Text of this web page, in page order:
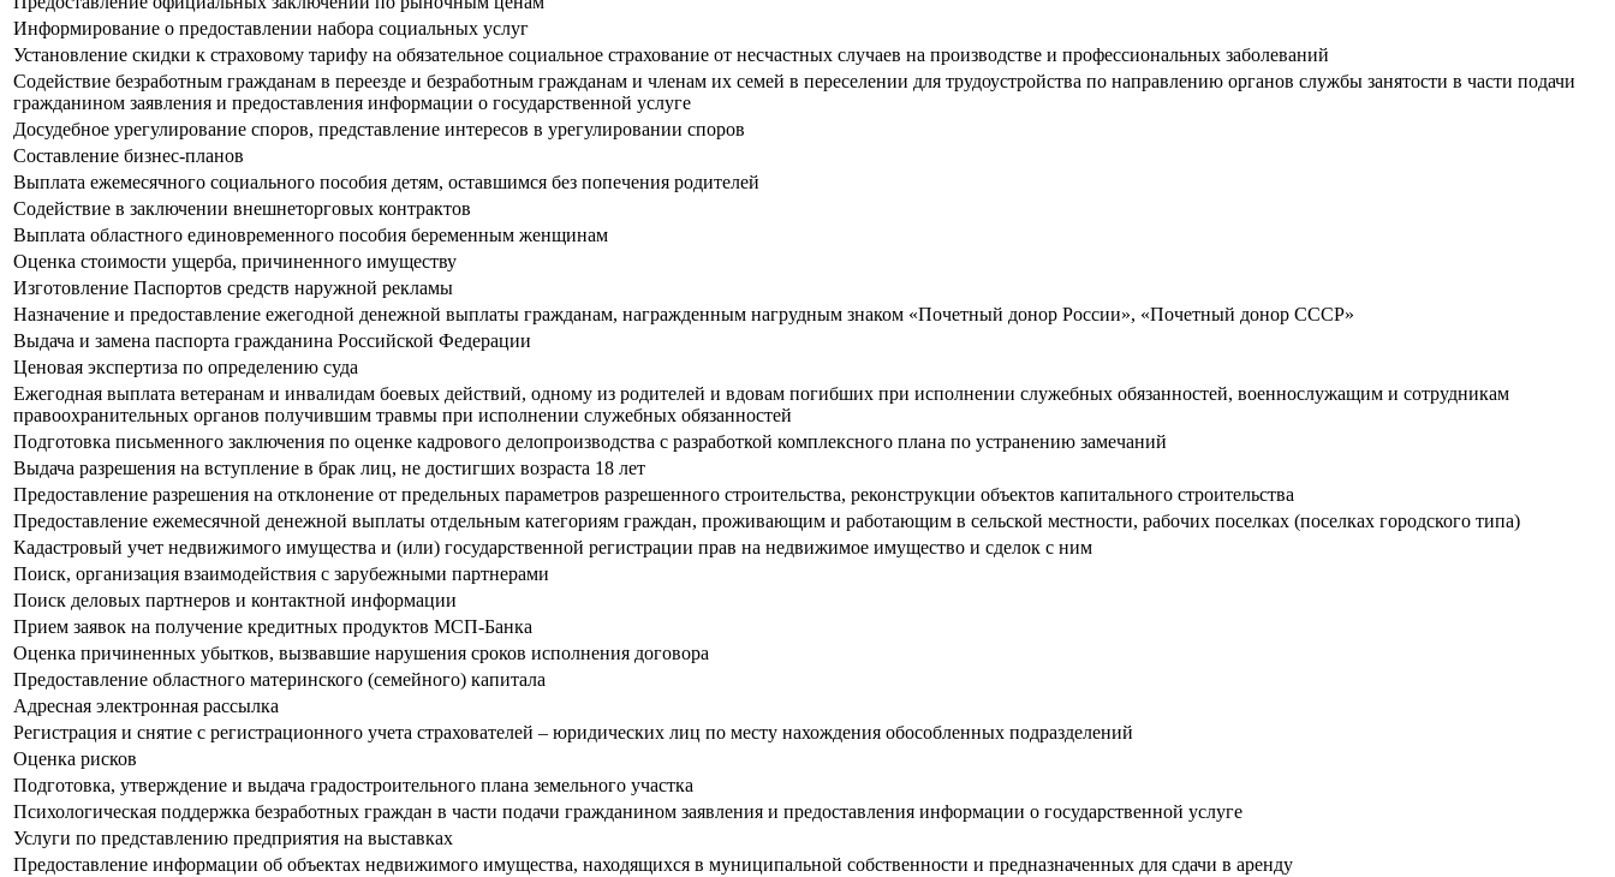
Информирование о предоставлении набора социальных услуг
Установление скидки к страховому тарифу на обязательное социальное страхование от несчастных случаев на производстве и профессиональных заболеваний
Содействие безработным гражданам в переезде и безработным гражданам и членам их семей в переселении для трудоустройства по направлению органов службы занятости в части подачи
гражданином заявления и предоставления информации о государственной услуге
Досудебное урегулирование споров, представление интересов в урегулировании споров
Составление бизнес-планов
Выплата ежемесячного социального пособия детям, оставшимся без попечения родителей
Содействие в заключении внешнеторговых контрактов
Выплата областного единовременного пособия беременным женщинам
Оценка стоимости ущерба, причиненного имуществу
Изготовление Паспортов средств наружной рекламы
Назначение и предоставление ежегодной денежной выплаты гражданам, награжденным нагрудным знаком «Почетный донор России», «Почетный донор СССР»
Выдача и замена паспорта гражданина Российской Федерации
Ценовая экспертиза по определению суда
Ежегодная выплата ветеранам и инвалидам боевых действий, одному из родителей и вдовам погибших при исполнении служебных обязанностей, военнослужащим и сотрудникам
правоохранительных органов получившим травмы при исполнении служебных обязанностей
Подготовка письменного заключения по оценке кадрового делопроизводства с разработкой комплексного плана по устранению замечаний
Выдача разрешения на вступление в брак лиц, не достигших возраста 18 лет
Предоставление разрешения на отклонение от предельных параметров разрешенного строительства, реконструкции объектов капитального строительства
Предоставление ежемесячной денежной выплаты отдельным категориям граждан, проживающим и работающим в сельской местности, рабочих поселках (поселках городского типа)
Кадастровый учет недвижимого имущества и (или) государственной регистрации прав на недвижимое имущество и сделок с ним
Поиск, организация взаимодействия с зарубежными партнерами
Поиск деловых партнеров и контактной информации
Прием заявок на получение кредитных продуктов МСП-Банка
Оценка причиненных убытков, вызвавшие нарушения сроков исполнения договора
Предоставление областного материнского (семейного) капитала
Адресная электронная рассылка
Регистрация и снятие с регистрационного учета страхователей – юридических лиц по месту нахождения обособленных подразделений
Оценка рисков
Подготовка, утверждение и выдача градостроительного плана земельного участка
Психологическая поддержка безработных граждан в части подачи гражданином заявления и предоставления информации о государственной услуге
Услуги по представлению предприятия на выставках
Предоставление информации об объектах недвижимого имущества, находящихся в муниципальной собственности и предназначенных для сдачи в аренду